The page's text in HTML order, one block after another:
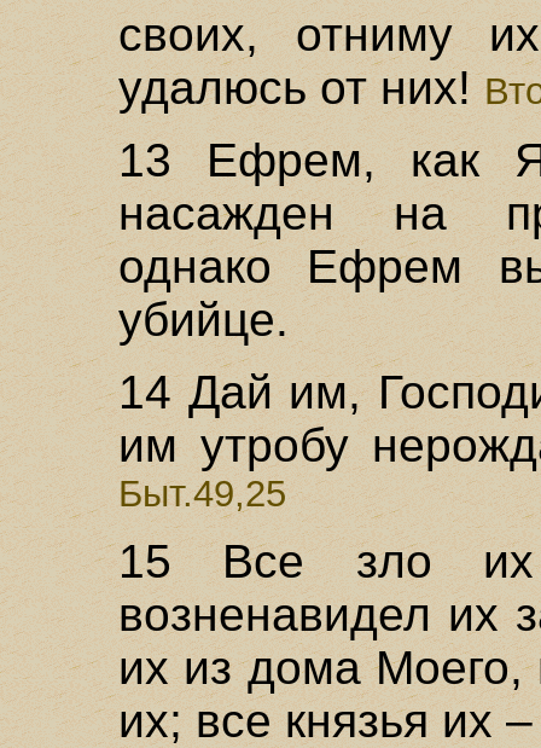
своих, отниму
удалюсь от них!
13 Ефрем, как
насажден на
однако Ефрем
убийце.
14 Дай им,
им утробу
Быт.49,25
15 Все зло
возненавидел их
их из дома
их; все князья их